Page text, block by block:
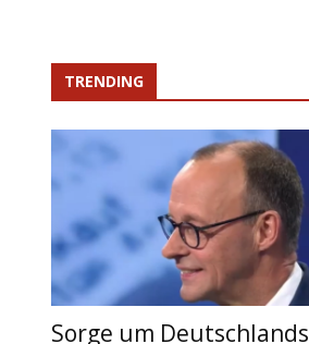
TRENDING
Sorge um Deutschlands